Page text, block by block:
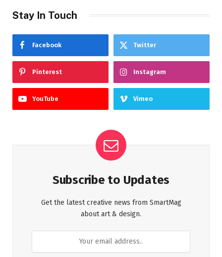
Stay In Touch
Facebook Twitter
Pinterest Instagram
YouTube Vimeo
Subscribe to Updates
Get the latest creative news from SmartMag
about art & design.